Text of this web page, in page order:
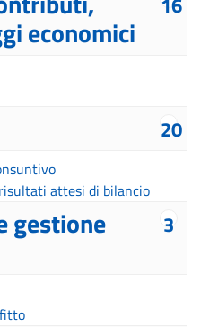
economici
20
attesi di bilancio
3
gestione